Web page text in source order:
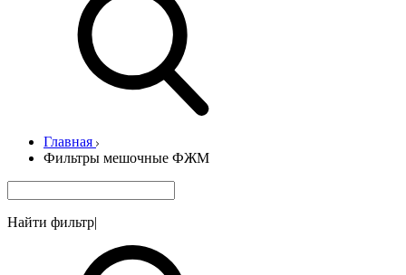
Главная
Фильтры мешочные ФЖМ
Найти фильтр|